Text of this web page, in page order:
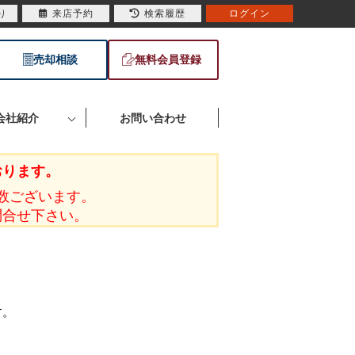
売却相談 無料会員登録
社紹介 お問い合わせ
ます。
ざいます。
せ下さい。
来店予約 検索履歴 ログイン